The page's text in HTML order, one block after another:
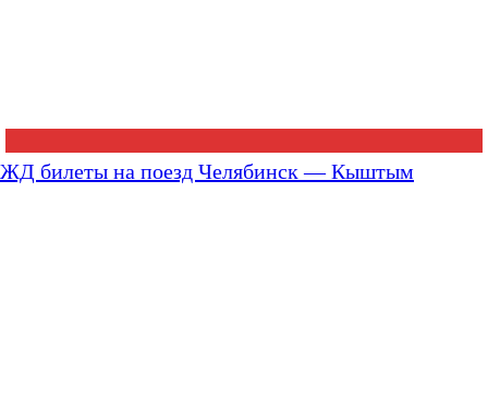
ЖД билеты на поезд Челябинск — Кыштым